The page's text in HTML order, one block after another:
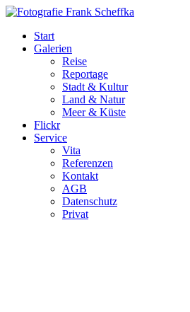
Start
Galerien
Reise
Reportage
Stadt & Kultur
Land & Natur
Meer & Küste
Flickr
Service
Vita
Referenzen
Kontakt
AGB
Datenschutz
Privat